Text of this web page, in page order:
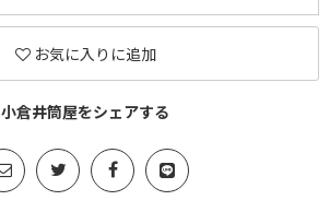
お気に入りに追加
小倉井筒屋をシェアする